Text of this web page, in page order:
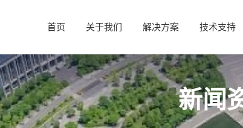
首页 关于我们 解决方案 技术支持
新闻